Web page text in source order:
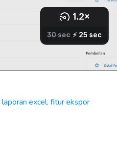
laporan excel, fitur ekspor